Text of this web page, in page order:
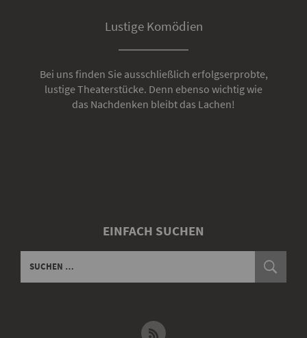
Lustige Komödien
Bei uns finden Sie ausschließlich erfolgserprobte,
lustige Theaterstücke. Denn ebenso wichtig wie
das Nachdenken bleibt das Lachen!
EINFACH SUCHEN